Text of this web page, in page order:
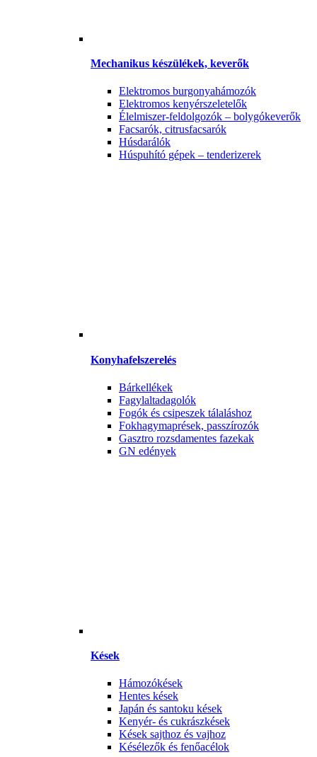
Mechanikus készülékek, keverők
Elektromos burgonyahámozók
Elektromos kenyérszeletelők
Élelmiszer-feldolgozók – bolygókeverők
Facsarók, citrusfacsarók
Húsdarálók
Húspuhító gépek – tenderizerek
Konyhafelszerelés
Bárkellékek
Fagylaltadagolók
Fogók és csipeszek tálaláshoz
Fokhagymaprések, passzírozók
Gasztro rozsdamentes fazekak
GN edények
Kések
Hámozókések
Hentes kések
Japán és santoku kések
Kenyér- és cukrászkések
Kések sajthoz és vajhoz
Késélezők és fenőacélok